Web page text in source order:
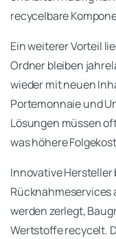
recycelbare
Ein weiterer Vorteil
Ordner bleiben
wieder mit neuen
Portemonnaie und
Lösungen müssen
was höhere
Innovative
Rücknahmeservices
werden zerlegt,
Wertstoffe recycelt.